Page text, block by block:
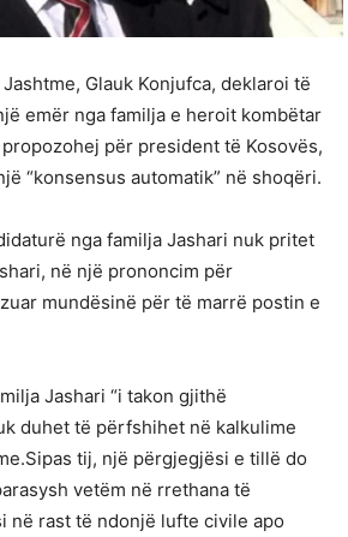
Glauk Konjufca, deklaroi të
emër nga familja e heroit kombëtar
për president të Kosovës,
“konsensus automatik” në shoqëri.
nga familja Jashari nuk pritet
në një prononcim për
mundësinë për të marrë postin e
Jashari “i takon gjithë
duhet të përfshihet në kalkulime
tij, një përgjegjësi e tillë do
vetëm në rrethana të
në rast të ndonjë lufte civile apo